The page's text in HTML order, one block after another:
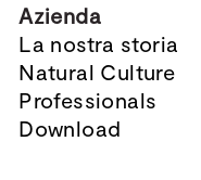
Azienda
La nostra storia
Natural Culture
Professionals
Download